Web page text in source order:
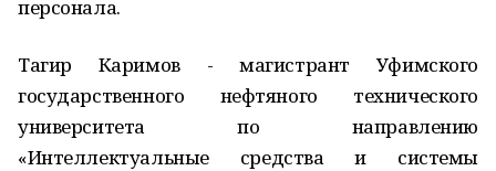
персонала.
Тагир Каримов - магистрант Уфимского
государственного нефтяного технического
университета по направлению
«Интеллектуальные средства и системы